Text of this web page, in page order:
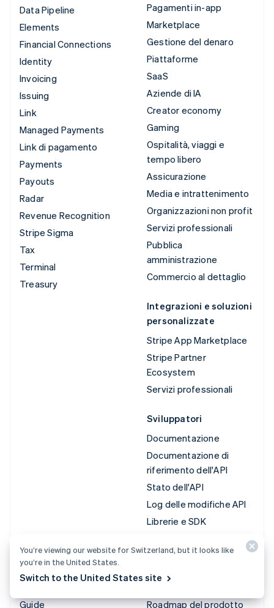
Data Pipeline
Elements
Financial Connections
Identity
Invoicing
Issuing
Link
Managed Payments
Link di pagamento
Payments
Payouts
Radar
Revenue Recognition
Stripe Sigma
Tax
Terminal
Treasury
Pagamenti in-app
Marketplace
Gestione del denaro
Piattaforme
SaaS
Aziende di IA
Creator economy
Gaming
Ospitalità, viaggi e
tempo libero
Assicurazione
Media e intrattenimento
Organizzazioni non profit
Servizi professionali
Pubblica
amministrazione
Commercio al dettaglio
Integrazioni e soluzioni
personalizzate
Stripe App Marketplace
Stripe Partner
Ecosystem
Servizi professionali
Sviluppatori
Documentazione
Documentazione di
riferimento dell'API
Stato dell'API
Log delle modifiche API
Librerie e SDK
Blog degli sviluppatori
Risorse
Guide
Azienda
Roadmap del prodotto
You’re viewing our website for Switzerland, but it looks like
you’re in the United States.
Switch to the United States site